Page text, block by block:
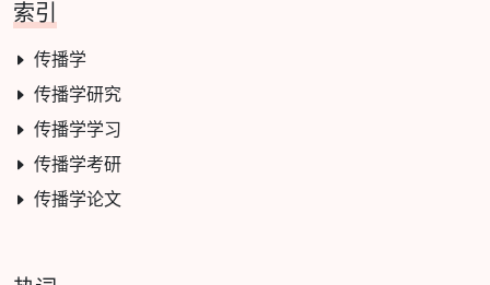
索引
传播学
传播学研究
传播学学习
传播学考研
传播学论文